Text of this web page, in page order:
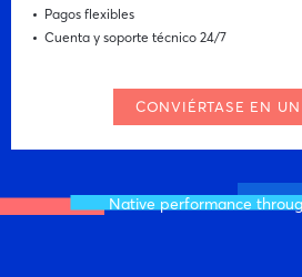
Pagos flexibles
Cuenta y soporte técnico 24/7
CONVIÉRTASE EN
Native performance